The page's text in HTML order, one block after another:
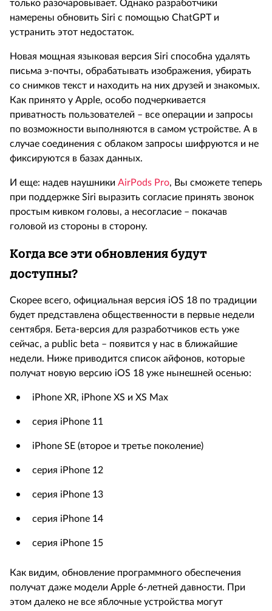
только разочаровывает. Однако разработчики
намерены обновить Siri с помощью ChatGPT и
устранить этот недостаток.
Новая мощная языковая версия Siri способна удалять
письма э-почты, обрабатывать изображения, убирать
со снимков текст и находить на них друзей и знакомых.
Как принято у Apple, особо подчеркивается
приватность пользователей – все операции и запросы
по возможности выполняются в самом устройстве. А в
случае соединения с облаком запросы шифруются и не
фиксируются в базах данных.
И еще: надев наушники AirPods Pro, Вы сможете теперь
при поддержке Siri выразить согласие принять звонок
простым кивком головы, а несогласие – покачав
головой из стороны в сторону.
Когда все эти обновления будут
доступны?
Скорее всего, официальная версия iOS 18 по традиции
будет представлена общественности в первые недели
сентября. Бета-версия для разработчиков есть уже
сейчас, а public beta – появится у нас в ближайшие
недели. Ниже приводится список айфонов, которые
получат новую версию iOS 18 уже нынешней осенью:
iPhone XR, iPhone XS и XS Max
серия iPhone 11
iPhone SE (второе и третье поколение)
серия iPhone 12
серия iPhone 13
серия iPhone 14
серия iPhone 15
Как видим, обновление программного обеспечения
получат даже модели Apple 6-летней давности. При
этом далеко не все яблочные устройства могут